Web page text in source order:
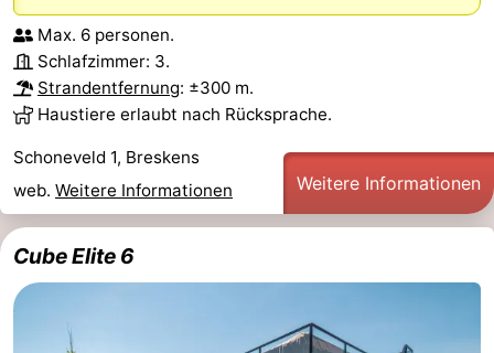
Max. 6 personen.
Schlafzimmer: 3.
Strandentfernung: ±300 m.
Haustiere erlaubt nach Rücksprache.
Schoneveld 1, Breskens
web. Weitere Informationen Weitere Informationen
Cube Elite 6